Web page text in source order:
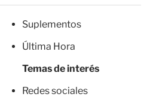
Suplementos
Última Hora
Temas de interés
Redes sociales